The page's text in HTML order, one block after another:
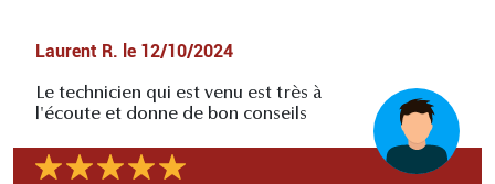
Laurent R. le 12/10/2024
Le technicien qui est venu est très à
l'écoute et donne de bon conseils